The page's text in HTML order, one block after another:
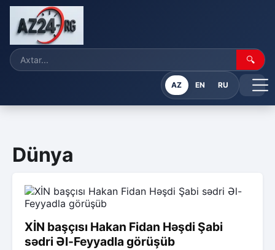
🔍
AZ EN RU
Dünya
XİN başçısı Hakan Fidan Həşdi Şabi
sədri Əl-Feyyadla görüşüb